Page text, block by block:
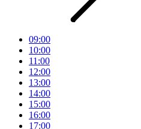
09:00
10:00
11:00
12:00
13:00
14:00
15:00
16:00
17:00